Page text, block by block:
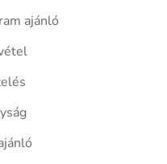
ajánló